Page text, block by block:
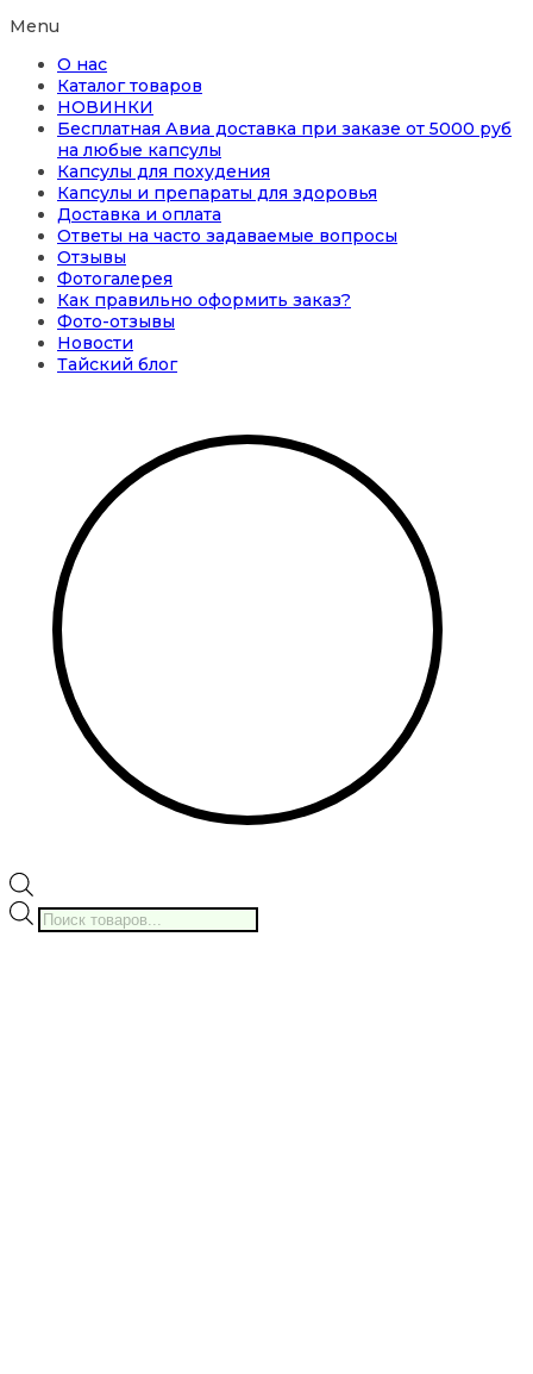
Menu
О нас
Каталог товаров
НОВИНКИ
Бесплатная Авиа доставка при заказе от 5000 руб
на любые капсулы
Капсулы для похудения
Капсулы и препараты для здоровья
Доставка и оплата
Ответы на часто задаваемые вопросы
Отзывы
Фотогалерея
Как правильно оформить заказ?
Фото-отзывы
Новости
Тайский блог
Поиск
товаров